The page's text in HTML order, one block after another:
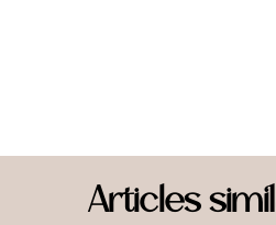
Articles